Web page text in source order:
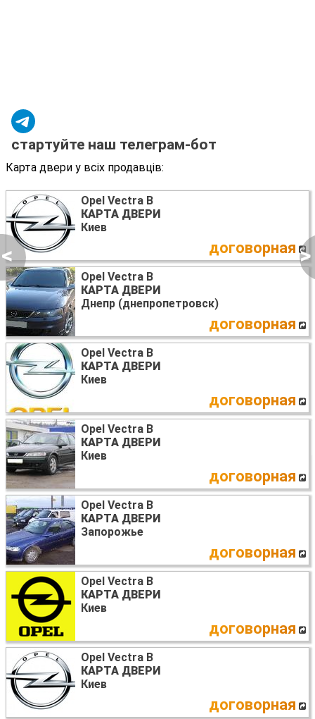
< >
стартуйте наш телеграм-бот
Карта двери у всіх продавців:
Opel Vectra B
КАРТА ДВЕРИ
Киев
договорная
Opel Vectra B
КАРТА ДВЕРИ
Днепр (днепропетровск)
договорная
Opel Vectra B
КАРТА ДВЕРИ
Киев
договорная
Opel Vectra B
КАРТА ДВЕРИ
Киев
договорная
Opel Vectra B
КАРТА ДВЕРИ
Запорожье
договорная
Opel Vectra B
КАРТА ДВЕРИ
Киев
договорная
Opel Vectra B
КАРТА ДВЕРИ
Киев
договорная